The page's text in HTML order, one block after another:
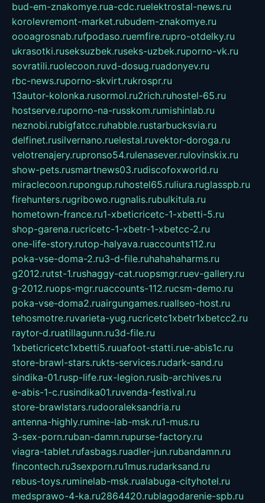
bud-em-znakomye.rua-cdc.ruelektrostal-news.ru
korolevremont-market.rubudem-znakomye.ru
oooagrosnab.rufpodaso.ruemfire.rupro-otdelky.ru
ukrasotki.ruseksuzbek.ruseks-uzbek.ruporno-vk.ru
sovratili.ruolecoon.ruvd-dosug.ruadonyev.ru
rbc-news.ruporno-skvirt.rukrospr.ru
13autor-kolonka.rusormol.ru2rich.ruhostel-65.ru
hostserve.ruporno-na-russkom.rumishinlab.ru
neznobi.rubigfatcc.ruhabble.rustarbucksvia.ru
delfinet.rusilvernano.ruelestal.ruvektor-doroga.ru
velotrenajery.rupronso54.rulenasever.rulovinskix.ru
show-pets.rusmartnews03.rudiscofoxworld.ru
miraclecoon.rupongup.ruhostel65.ruliura.ruglasspb.ru
firehunters.rugribowo.rugnalis.rubulkitula.ru
hometown-france.ru1-xbeticricetc-1-xbetti-5.ru
shop-garena.rucricetc-1-xbetr-1-xbetcc-2.ru
one-life-story.rutop-halyava.ruaccounts112.ru
poka-vse-doma-2.ru3-d-file.ruhahahaharms.ru
g2012.rutst-1.rushaggy-cat.ruopsmgr.ruev-gallery.ru
g-2012.ruops-mgr.ruaccounts-112.rucsm-demo.ru
poka-vse-doma2.ruairgungames.ruallseo-host.ru
tehosmotre.ruvarieta-yug.rucricetc1xbetr1xbetcc2.ru
raytor-d.ruatillagunn.ru3d-file.ru
1xbeticricetc1xbetti5.ruuafoot-statti.rue-abis1c.ru
store-brawl-stars.rukts-services.rudark-sand.ru
sindika-01.rusp-life.rux-legion.rusib-archives.ru
e-abis-1-c.rusindika01.ruvenda-festival.ru
store-brawlstars.rudooraleksandria.ru
antenna-highly.rumine-lab-msk.ru1-mus.ru
3-sex-porn.ruban-damn.rupurse-factory.ru
viagra-tablet.rufasbags.ruadler-jun.rubandamn.ru
fincontech.ru3sexporn.ru1mus.rudarksand.ru
rebus-toys.ruminelab-msk.rualabuga-cityhotel.ru
medsprawo-4-ka.ru2864420.rublagodarenie-spb.ru